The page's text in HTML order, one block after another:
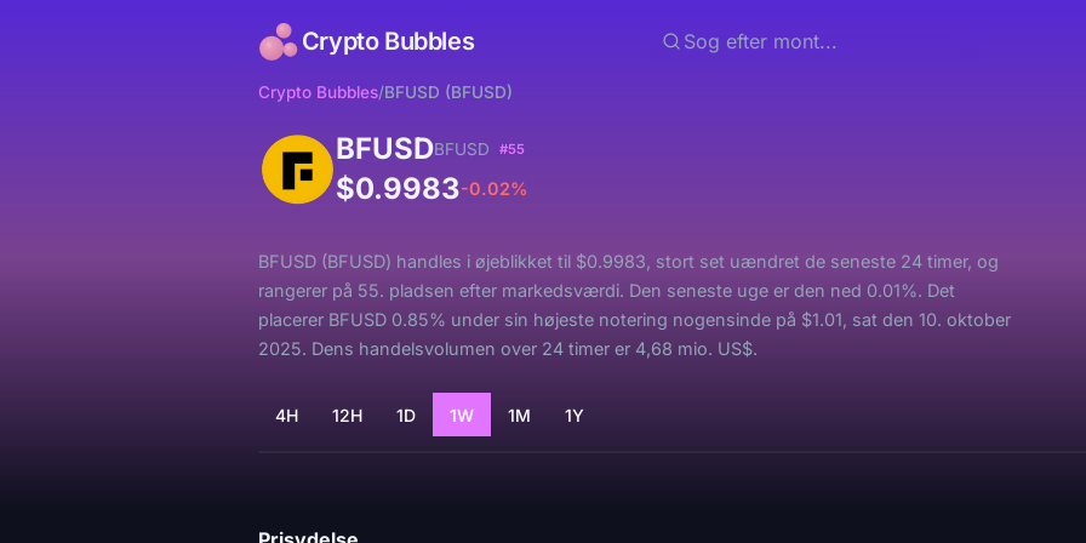
Crypto Bubbles
Crypto Bubbles/BFUSD (BFUSD)
BFUSDBFUSD #55
$0.9983-0.02%
BFUSD (BFUSD) handles i øjeblikket til $0.9983, stort set uændret de seneste 24 timer, og
rangerer på 55. pladsen efter markedsværdi. Den seneste uge er den ned 0.01%. Det
placerer BFUSD 0.85% under sin højeste notering nogensinde på $1.01, sat den 10. oktober
2025. Dens handelsvolumen over 24 timer er 4,68 mio. US$.
4H 12H 1D 1W 1M 1Y